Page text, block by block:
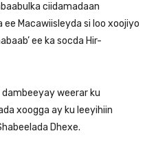
ciidamadaan
ee Macawiisleyda si loo xoojiyo
ee ka socda Hir-
weerar ku
xoogga ay ku leeyihiin
Dhexe.